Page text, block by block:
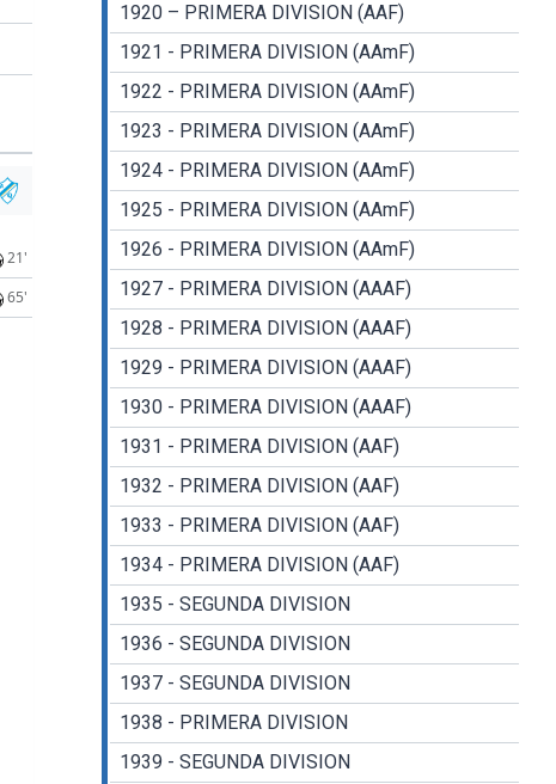
21'
65'
1920 – PRIMERA DIVISION (AAF)
1921 - PRIMERA DIVISION (AAmF)
1922 - PRIMERA DIVISION (AAmF)
1923 - PRIMERA DIVISION (AAmF)
1924 - PRIMERA DIVISION (AAmF)
1925 - PRIMERA DIVISION (AAmF)
1926 - PRIMERA DIVISION (AAmF)
1927 - PRIMERA DIVISION (AAAF)
1928 - PRIMERA DIVISION (AAAF)
1929 - PRIMERA DIVISION (AAAF)
1930 - PRIMERA DIVISION (AAAF)
1931 - PRIMERA DIVISION (AAF)
1932 - PRIMERA DIVISION (AAF)
1933 - PRIMERA DIVISION (AAF)
1934 - PRIMERA DIVISION (AAF)
1935 - SEGUNDA DIVISION
1936 - SEGUNDA DIVISION
1937 - SEGUNDA DIVISION
1938 - PRIMERA DIVISION
1939 - SEGUNDA DIVISION